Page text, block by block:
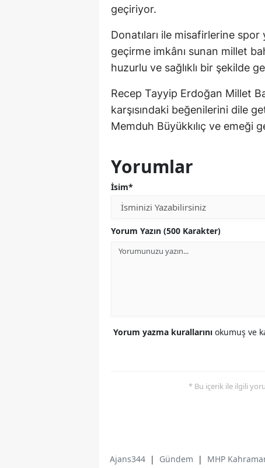
geçiriyor.
Donatıları ile misafirlerine
geçirme imkânı sunan millet
huzurlu ve sağlıklı bir şekilde
Recep Tayyip Erdoğan Millet
karşısındaki beğenilerini dile
Memduh Büyükkılıç ve emeği
Yorumlar
İsim*
Yorum Yazın (500 Karakter)
Yorum yazma kurallarını okumuş ve
* Bu içerik ile ilgili
Ajans344 | Gündem | MHP